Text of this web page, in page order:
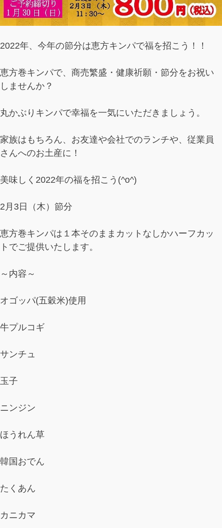
2022年、今年の節分は恵方キンパで福を招こう！！
恵方巻キンパで、商売繁盛・健康祈願・節分をお祝い
しませんか？
丸かぶりキンパで幸福を一気にいただきましょう。
家族はもちろん、お友達や会社でのランチや、従業員
さんへのお土産に！
美味しく2022年の福を招こう(^o^)
2月3日（木）節分
恵方巻キンパは１本そのままカットなしかハーフカッ
トでご提供いたします。
～内容～
オゴッパ(五穀米)使用
牛プルコギ
サンチュ
玉子
ニンジン
ほうれん草
韓国おでん
たくあん
カニカマ